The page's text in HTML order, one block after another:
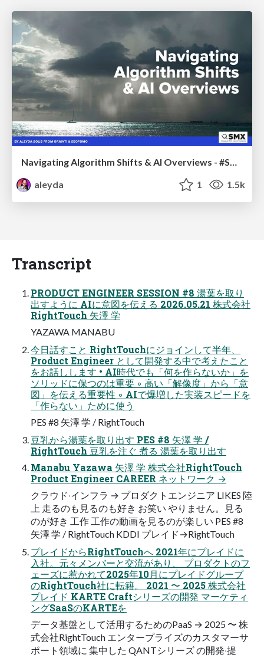
Navigating Algorithm Shifts & AI Overviews - #SMXNext
aleyda
1 1.5k
Transcript
PRODUCT ENGINEER SESSION #8 湯葉を取り
出すように AIに意図を伝える 2026.05.21 株式会社
RightTouch ⽮澤 学
YAZAWA MANABU
今⽇話すこと RightTouchにジョインして半年、
Product Engineer として開発する中で考えたこと
をお話しします • AI時代でも「何を作らないか」を
ソリッドに保つのは重要 ◦ ⾼い「解像度」から「意
図」を伝える重要性 ◦ AIで爆増した実装スピードを
「作らない」ために使う
PES #8 ⽮澤 学 / RightTouch
⾖乳から湯葉を取り出す PES #8 ⽮澤 学 /
RightTouch ⾖乳を注ぐ 煮る 湯葉を取り出す
Manabu Yazawa ⽮澤 学 株式会社RightTouch
Product Engineer CAREER ネットワーク →
クラウド‧インフラ → プロダクトエンジニア LIKES 陸
上 ⾛るのも⾒るのも好き お笑い やりません。⾒る
のが好き ⼯作 ⼯作の動画を⾒るのが楽しい PES #8
⽮澤 学 / RightTouch KDDI プレイド→RightTouch
プレイドからRightTouchへ 2021年にプレイドに
⼊社。元々メンバーと交流があり、 プロダクトのフ
ェーズに惹かれて2025年10⽉にプレイドグループ
のRightTouch社に転籍。 2021 〜 2025 株式会社
プレイド KARTE Craftシリーズの開発 マーケティ
ングSaaSのKARTEを
データ基盤として活⽤するためのPaaS → 2025 〜 株
式会社RightTouch エンタープライズのカスタマーサ
ポート領域に 集中した QANTシリーズ の開発‧提